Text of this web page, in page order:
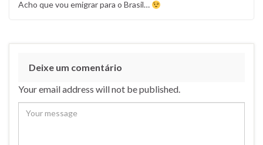
Acho que vou emigrar para o Brasil…
Deixe um comentário
Your email address will not be published.